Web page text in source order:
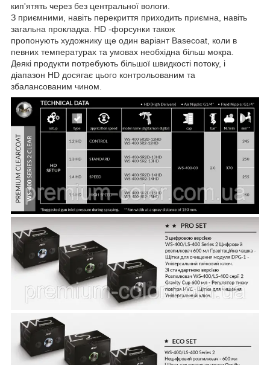
кип'ятять через без центральної вологи.
З приємними, навіть перекриття приходить приємна, навіть
загальна прокладка. HD -форсунки також
пропонують художнику ще один варіант Basecoat, коли в
певних температурах та умовах необхідна більш мокра.
Деякі продукти потребують більшої швидкості потоку, і
діапазон HD досягає цього контрольованим та
збалансованим чином.